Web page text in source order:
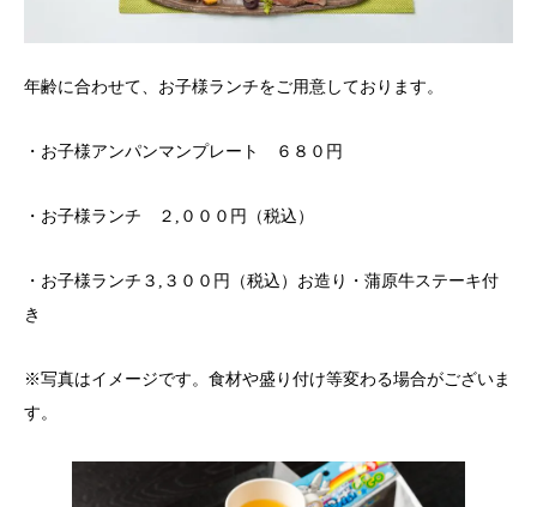
年齢に合わせて、お子様ランチをご用意しております。
・お子様アンパンマンプレート ６８０円
・お子様ランチ ２,０００円（税込）
・お子様ランチ３,３００円（税込）お造り・蒲原牛ステーキ付
き
※写真はイメージです。食材や盛り付け等変わる場合がございま
す。